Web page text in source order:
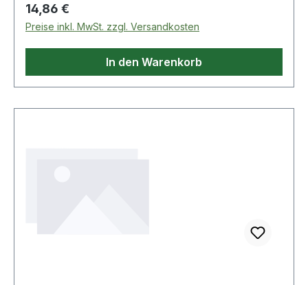
Regulärer Preis:
14,86 €
Preise inkl. MwSt. zzgl. Versandkosten
In den Warenkorb